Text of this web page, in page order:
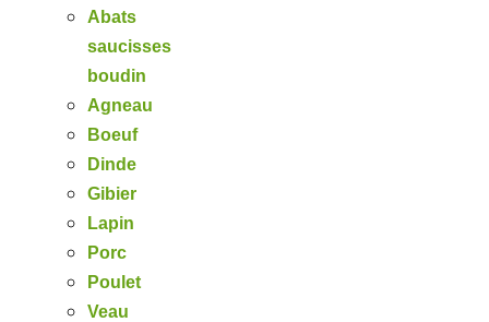
Abats
saucisses
boudin
Agneau
Boeuf
Dinde
Gibier
Lapin
Porc
Poulet
Veau